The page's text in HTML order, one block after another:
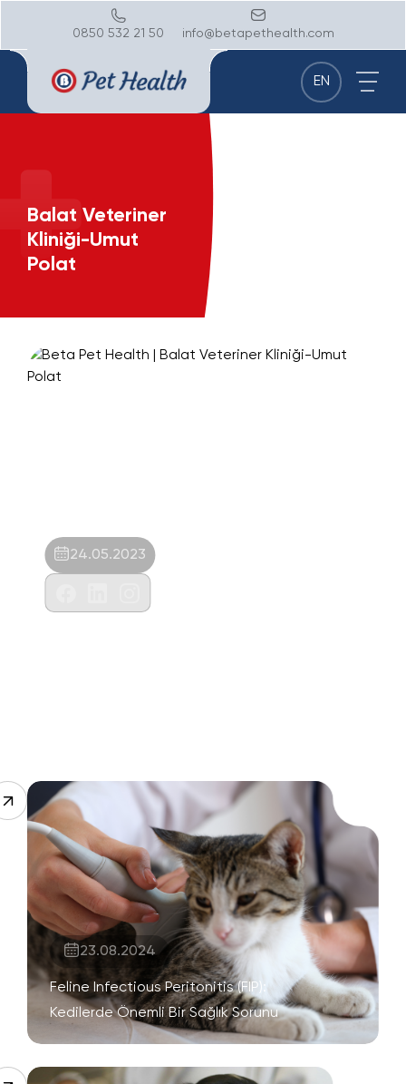
0850 532 21 50 info@betapethealth.com
EN
Balat Veteriner
Kliniği-Umut
Polat
24.05.2023
23.08.2024
Feline Infectious Peritonitis (FIP):
Kedilerde Önemli Bir Sağlık Sorunu